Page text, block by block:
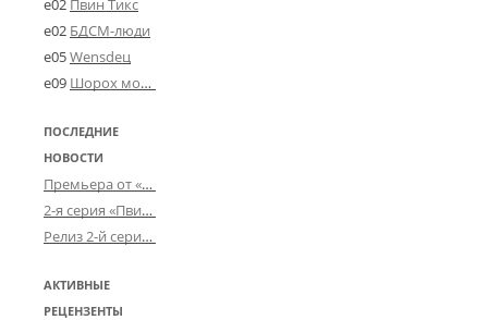
e02 Пвин Тикс
e02 БДСМ-люди
e05Wensdeц
e09 Шорох мозговины
ПОСЛЕДНИЕ
НОВОСТИ
Премьера от «Усталого королевства»: «Игорь начал»
2-я серия «Пвин Тикса» от 2-D
Релиз 2-й серии «БДСМ-людей» от «Аркада Фильм»
АКТИВНЫЕ
РЕЦЕНЗЕНТЫ